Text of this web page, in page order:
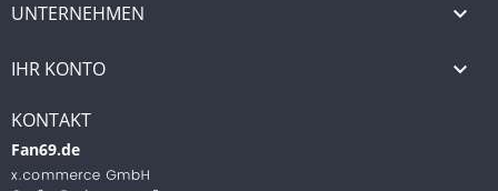
UNTERNEHMEN 
IHR KONTO 
KONTAKT
Fan69.de